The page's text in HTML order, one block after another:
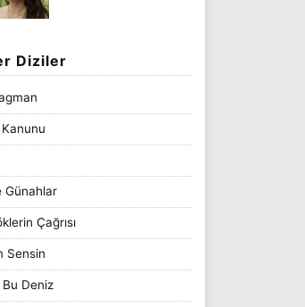
Diziler
Kanunu
Günahlar
Çağrısı
Sensin
Deniz